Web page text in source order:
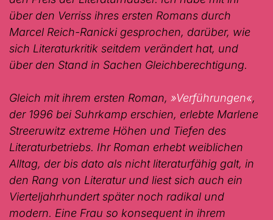
über den Verriss ihres ersten Romans durch
Marcel Reich-Ranicki gesprochen, darüber, wie
sich Literaturkritik seitdem verändert hat, und
über den Stand in Sachen Gleichberechtigung.
Gleich mit ihrem ersten Roman, »Verführungen«,
der 1996 bei Suhrkamp erschien, erlebte Marlene
Streeruwitz extreme Höhen und Tiefen des
Literaturbetriebs. Ihr Roman erhebt weiblichen
Alltag, der bis dato als nicht literaturfähig galt, in
den Rang von Literatur und liest sich auch ein
Vierteljahrhundert später noch radikal und
modern. Eine Frau so konsequent in ihrem